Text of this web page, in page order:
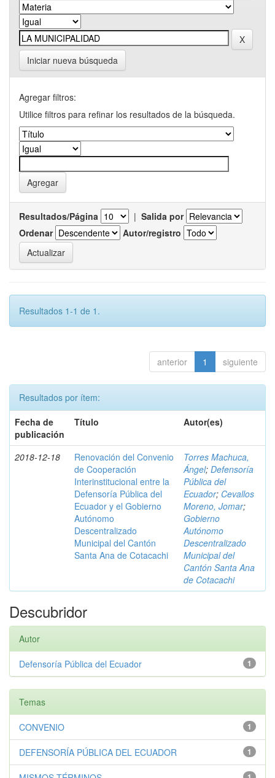
Iniciar nueva búsqueda
Agregar filtros:
Utilice filtros para refinar los resultados de la búsqueda.
Resultados/Página | Salida por
Ordenar
Autor/registro
Resultados 1-1 de 1.
anterior 1 siguiente
Resultados por ítem:
Fecha de
publicación
Título Autor(es)
2018-12-18
Renovación del Convenio
de Cooperación
Interinstitucional entre la
Defensoría Pública del
Ecuador y el Gobierno
Autónomo
Descentralizado
Municipal del Cantón
Santa Ana de Cotacachi
Torres Machuca,
Ángel; Defensoría
Pública del
Ecuador; Cevallos
Moreno, Jomar;
Gobierno
Autónomo
Descentralizado
Municipal del
Cantón Santa Ana
de Cotacachi
Descubridor
Autor
1
Defensoría Pública del Ecuador
Temas
1
CONVENIO
1
DEFENSORÍA PÚBLICA DEL ECUADOR